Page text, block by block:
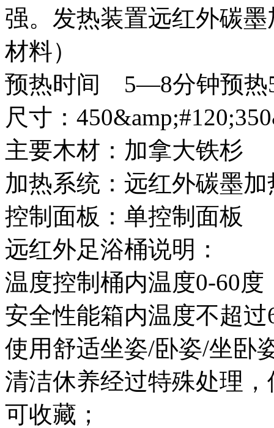
强。发热装置远红外碳
材料）
预热时间 5—8分钟预热
尺寸：
主要木材：加拿大铁杉
加热系统：远红外碳墨加
控制面板：单控制面板
远红外足浴桶说明：
温度控制桶内温度0-60度
安全性能箱内温度不超
使用舒适坐姿/卧姿/坐卧
清洁休养经过特殊处理
可收藏；